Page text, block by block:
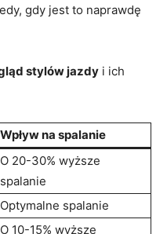
⁤gdy jest to naprawdę
stylów jazdy i ⁤ich
Wpływ na spalanie
O⁢ 20-30% wyższe
spalanie
Optymalne ⁣spalanie
O 10-15% wyższe